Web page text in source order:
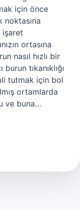
için önce
noktasına
işaret
ortasına
nasıl hızlı bir
tıkanıklığı
tutmak için bol
ortamlarda
ve buna…